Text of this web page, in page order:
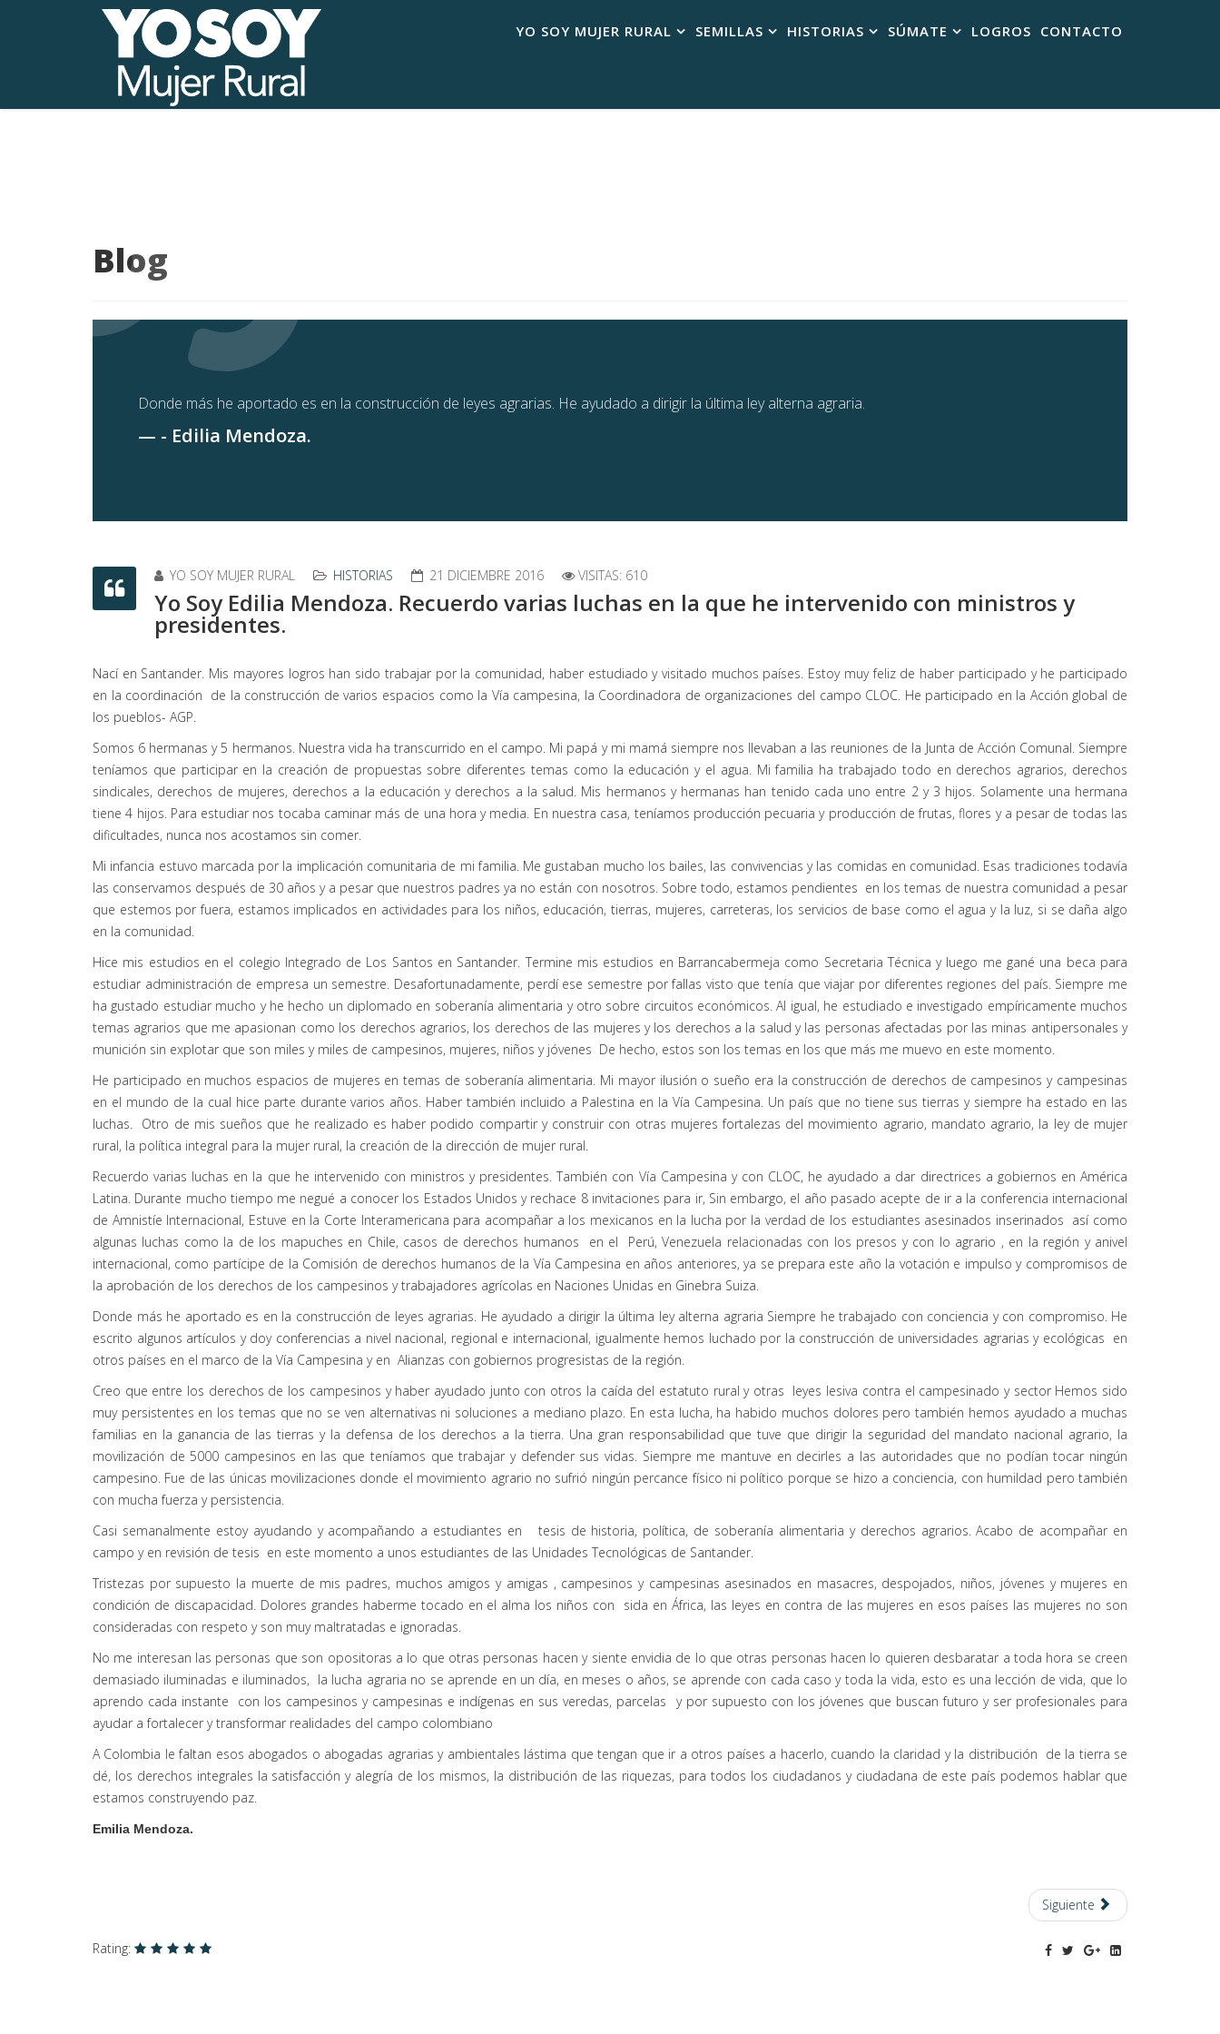
YO SOY MUJER RURAL SEMILLAS HISTORIAS SÚMATE LOGROS CONTACTO
Blog
Donde más he aportado es en la construcción de leyes agrarias. He ayudado a dirigir la última ley alterna agraria.
- Edilia Mendoza.
YO SOY MUJER RURAL HISTORIAS 21 DICIEMBRE 2016 VISITAS: 610
Yo Soy Edilia Mendoza. Recuerdo varias luchas en la que he intervenido con ministros y
presidentes.
Nací en Santander. Mis mayores logros han sido trabajar por la comunidad, haber estudiado y visitado muchos países. Estoy muy feliz de haber participado y he participado
en la coordinación de la construcción de varios espacios como la Vía campesina, la Coordinadora de organizaciones del campo CLOC. He participado en la Acción global de
los pueblos- AGP.
Somos 6 hermanas y 5 hermanos. Nuestra vida ha transcurrido en el campo. Mi papá y mi mamá siempre nos llevaban a las reuniones de la Junta de Acción Comunal. Siempre
teníamos que participar en la creación de propuestas sobre diferentes temas como la educación y el agua. Mi familia ha trabajado todo en derechos agrarios, derechos
sindicales, derechos de mujeres, derechos a la educación y derechos a la salud. Mis hermanos y hermanas han tenido cada uno entre 2 y 3 hijos. Solamente una hermana
tiene 4 hijos. Para estudiar nos tocaba caminar más de una hora y media. En nuestra casa, teníamos producción pecuaria y producción de frutas, flores y a pesar de todas las
dificultades, nunca nos acostamos sin comer.
Mi infancia estuvo marcada por la implicación comunitaria de mi familia. Me gustaban mucho los bailes, las convivencias y las comidas en comunidad. Esas tradiciones todavía
las conservamos después de 30 años y a pesar que nuestros padres ya no están con nosotros. Sobre todo, estamos pendientes en los temas de nuestra comunidad a pesar
que estemos por fuera, estamos implicados en actividades para los niños, educación, tierras, mujeres, carreteras, los servicios de base como el agua y la luz, si se daña algo
en la comunidad.
Hice mis estudios en el colegio Integrado de Los Santos en Santander. Termine mis estudios en Barrancabermeja como Secretaria Técnica y luego me gané una beca para
estudiar administración de empresa un semestre. Desafortunadamente, perdí ese semestre por fallas visto que tenía que viajar por diferentes regiones del país. Siempre me
ha gustado estudiar mucho y he hecho un diplomado en soberanía alimentaria y otro sobre circuitos económicos. Al igual, he estudiado e investigado empíricamente muchos
temas agrarios que me apasionan como los derechos agrarios, los derechos de las mujeres y los derechos a la salud y las personas afectadas por las minas antipersonales y
munición sin explotar que son miles y miles de campesinos, mujeres, niños y jóvenes De hecho, estos son los temas en los que más me muevo en este momento.
He participado en muchos espacios de mujeres en temas de soberanía alimentaria. Mi mayor ilusión o sueño era la construcción de derechos de campesinos y campesinas
en el mundo de la cual hice parte durante varios años. Haber también incluido a Palestina en la Vía Campesina. Un país que no tiene sus tierras y siempre ha estado en las
luchas. Otro de mis sueños que he realizado es haber podido compartir y construir con otras mujeres fortalezas del movimiento agrario, mandato agrario, la ley de mujer
rural, la política integral para la mujer rural, la creación de la dirección de mujer rural.
Recuerdo varias luchas en la que he intervenido con ministros y presidentes. También con Vía Campesina y con CLOC, he ayudado a dar directrices a gobiernos en América
Latina. Durante mucho tiempo me negué a conocer los Estados Unidos y rechace 8 invitaciones para ir, Sin embargo, el año pasado acepte de ir a la conferencia internacional
de Amnistíe Internacional, Estuve en la Corte Interamericana para acompañar a los mexicanos en la lucha por la verdad de los estudiantes asesinados inserinados así como
algunas luchas como la de los mapuches en Chile, casos de derechos humanos en el Perú, Venezuela relacionadas con los presos y con lo agrario , en la región y anivel
internacional, como partícipe de la Comisión de derechos humanos de la Vía Campesina en años anteriores, ya se prepara este año la votación e impulso y compromisos de
la aprobación de los derechos de los campesinos y trabajadores agrícolas en Naciones Unidas en Ginebra Suiza.
Donde más he aportado es en la construcción de leyes agrarias. He ayudado a dirigir la última ley alterna agraria Siempre he trabajado con conciencia y con compromiso. He
escrito algunos artículos y doy conferencias a nivel nacional, regional e internacional, igualmente hemos luchado por la construcción de universidades agrarias y ecológicas en
otros países en el marco de la Vía Campesina y en Alianzas con gobiernos progresistas de la región.
Creo que entre los derechos de los campesinos y haber ayudado junto con otros la caída del estatuto rural y otras leyes lesiva contra el campesinado y sector Hemos sido
muy persistentes en los temas que no se ven alternativas ni soluciones a mediano plazo. En esta lucha, ha habido muchos dolores pero también hemos ayudado a muchas
familias en la ganancia de las tierras y la defensa de los derechos a la tierra. Una gran responsabilidad que tuve que dirigir la seguridad del mandato nacional agrario, la
movilización de 5000 campesinos en las que teníamos que trabajar y defender sus vidas. Siempre me mantuve en decirles a las autoridades que no podían tocar ningún
campesino. Fue de las únicas movilizaciones donde el movimiento agrario no sufrió ningún percance físico ni político porque se hizo a conciencia, con humildad pero también
con mucha fuerza y persistencia.
Casi semanalmente estoy ayudando y acompañando a estudiantes en tesis de historia, política, de soberanía alimentaria y derechos agrarios. Acabo de acompañar en
campo y en revisión de tesis en este momento a unos estudiantes de las Unidades Tecnológicas de Santander.
Tristezas por supuesto la muerte de mis padres, muchos amigos y amigas , campesinos y campesinas asesinados en masacres, despojados, niños, jóvenes y mujeres en
condición de discapacidad. Dolores grandes haberme tocado en el alma los niños con sida en África, las leyes en contra de las mujeres en esos países las mujeres no son
consideradas con respeto y son muy maltratadas e ignoradas.
No me interesan las personas que son opositoras a lo que otras personas hacen y siente envidia de lo que otras personas hacen lo quieren desbaratar a toda hora se creen
demasiado iluminadas e iluminados, la lucha agraria no se aprende en un día, en meses o años, se aprende con cada caso y toda la vida, esto es una lección de vida, que lo
aprendo cada instante con los campesinos y campesinas e indígenas en sus veredas, parcelas y por supuesto con los jóvenes que buscan futuro y ser profesionales para
ayudar a fortalecer y transformar realidades del campo colombiano
A Colombia le faltan esos abogados o abogadas agrarias y ambientales lástima que tengan que ir a otros países a hacerlo, cuando la claridad y la distribución de la tierra se
dé, los derechos integrales la satisfacción y alegría de los mismos, la distribución de las riquezas, para todos los ciudadanos y ciudadana de este país podemos hablar que
estamos construyendo paz.
Emilia Mendoza.
Siguiente
Rating: